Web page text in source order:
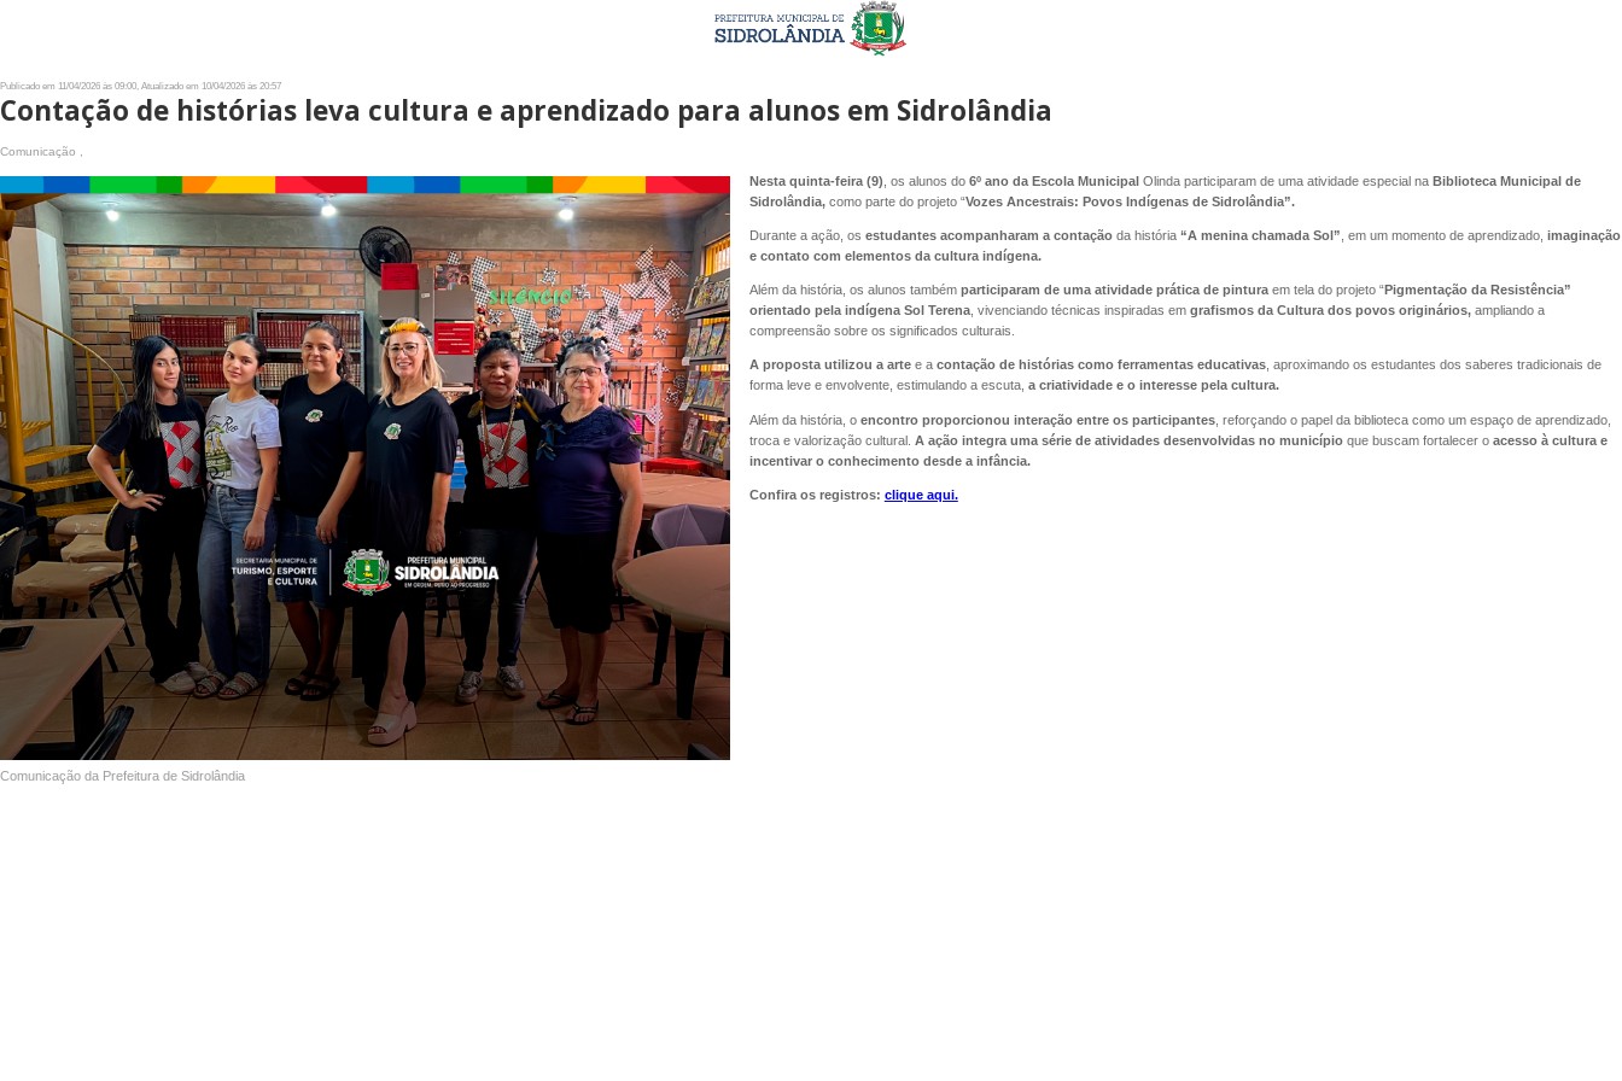
Publicado em 11/04/2026 às 09:00, Atualizado em 10/04/2026 às 20:57
Contação de histórias leva cultura e aprendizado para alunos em Sidrolândia
Comunicação ,
Comunicação da Prefeitura de Sidrolândia
Nesta quinta-feira (9) , os alunos do 6º ano da Escola MunicipalOlinda participaram de uma atividade especial naBiblioteca Municipal de
Sidrolândia,como parte do projeto “Vozes Ancestrais: Povos Indígenas de Sidrolândia”.
Durante a ação, os estudantes acompanharam a contaçãoda história “A menina chamada Sol” , em um momento de aprendizado, imaginação
e contato com elementos da cultura indígena.
Além da história, os alunos também participaram de uma atividade prática de pintura em tela do projeto “Pigmentação da Resistência”
orientado pela indígena Sol Terena, vivenciando técnicas inspiradas em grafismos da Cultura dos povos originários,ampliando a
compreensão sobre os significados culturais.
A proposta utilizou a arte e a contação de histórias como ferramentas educativas, aproximando os estudantes dos saberes tradicionais de
forma leve e envolvente, estimulando a escuta, a criatividade e o interesse pela cultura.
Além da história, o encontro proporcionou interação entre os participantes, reforçando o papel da biblioteca como um espaço de aprendizado,
troca e valorização cultural. A ação integra uma série de atividades desenvolvidas no municípioque buscam fortalecer oacesso à cultura e
incentivar o conhecimento desde a infância.
Confira os registros: clique aqui.